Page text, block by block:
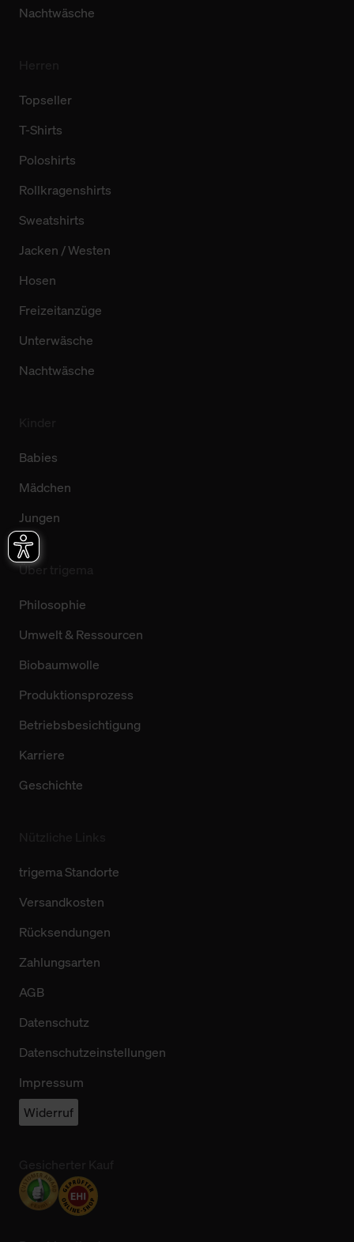
Nachtwäsche
Topseller
T-Shirts
Poloshirts
Rollkragenshirts
Sweatshirts
Jacken / Westen
Hosen
Freizeitanzüge
Unterwäsche
Nachtwäsche
Babies
Mädchen
Jungen
Über trigema
Philosophie
Umwelt & Ressourcen
Biobaumwolle
Produktionsprozess
Betriebsbesichtigung
Karriere
Geschichte
trigema Standorte
Versandkosten
Rücksendungen
Zahlungsarten
AGB
Datenschutz
Datenschutzeinstellungen
Impressum
Widerruf